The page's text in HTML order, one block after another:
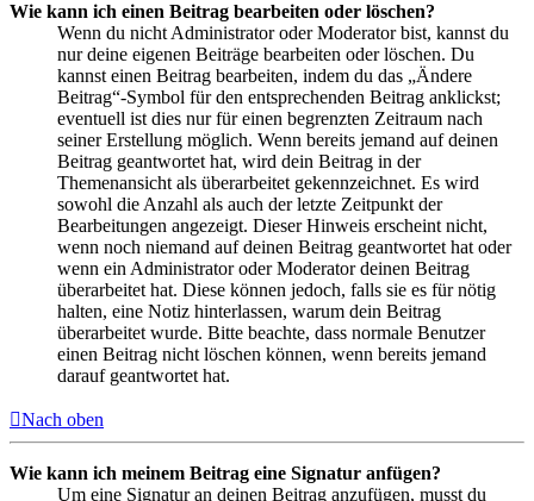
Wie kann ich einen Beitrag bearbeiten oder löschen?
Wenn du nicht Administrator oder Moderator bist, kannst du
nur deine eigenen Beiträge bearbeiten oder löschen. Du
kannst einen Beitrag bearbeiten, indem du das „Ändere
Beitrag“-Symbol für den entsprechenden Beitrag anklickst;
eventuell ist dies nur für einen begrenzten Zeitraum nach
seiner Erstellung möglich. Wenn bereits jemand auf deinen
Beitrag geantwortet hat, wird dein Beitrag in der
Themenansicht als überarbeitet gekennzeichnet. Es wird
sowohl die Anzahl als auch der letzte Zeitpunkt der
Bearbeitungen angezeigt. Dieser Hinweis erscheint nicht,
wenn noch niemand auf deinen Beitrag geantwortet hat oder
wenn ein Administrator oder Moderator deinen Beitrag
überarbeitet hat. Diese können jedoch, falls sie es für nötig
halten, eine Notiz hinterlassen, warum dein Beitrag
überarbeitet wurde. Bitte beachte, dass normale Benutzer
einen Beitrag nicht löschen können, wenn bereits jemand
darauf geantwortet hat.
Nach oben
Wie kann ich meinem Beitrag eine Signatur anfügen?
Um eine Signatur an deinen Beitrag anzufügen, musst du